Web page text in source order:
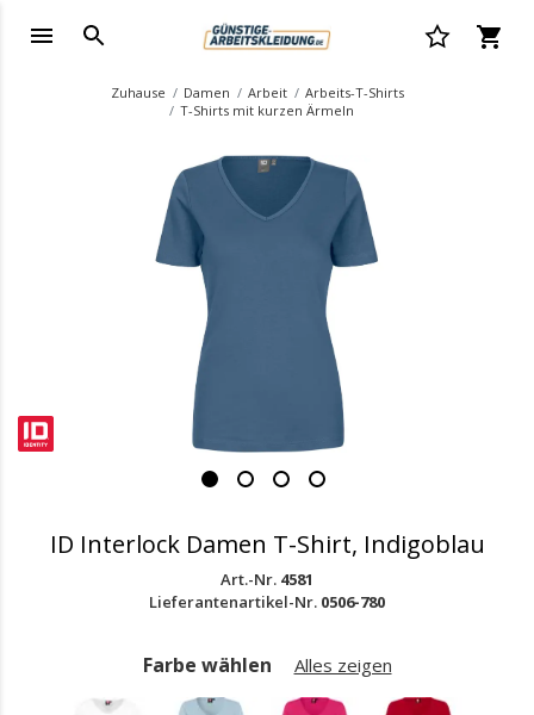
Zuhause Damen Arbeit
Arbeits-T-Shirts
T-Shirts mit kurzen Ärmeln
ID Interlock Damen T-Shirt, Indigoblau
Art.-Nr. 4581
Lieferantenartikel-Nr. 0506-780
Farbe wählen Alles zeigen